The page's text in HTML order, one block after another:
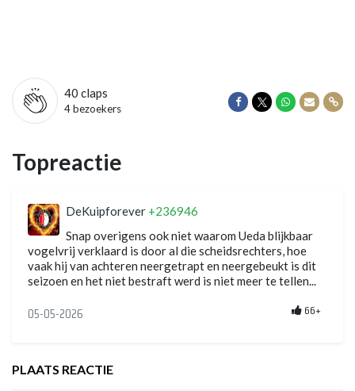
40 claps
4 bezoekers
Delen op Facebook
Delen op Twitter
Delen op
Delen
Topreactie
DeKuipforever +236946
Snap overigens ook niet waarom Ueda blijkbaar
vogelvrij verklaard is door al die scheidsrechters, hoe
vaak hij van achteren neergetrapt en neergebeukt is dit
seizoen en het niet bestraft werd is niet meer te tellen...
05-05-2026 66+
PLAATS REACTIE